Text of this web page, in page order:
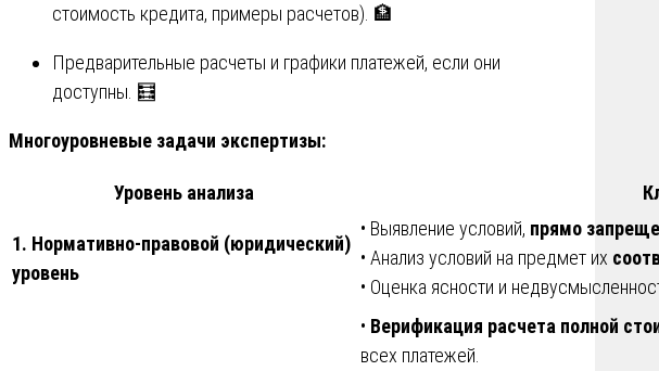
стоимость кредита, примеры расчетов). 🏦
Предварительные расчеты и графики платежей, если они
доступны. 🧮
Многоуровневые задачи экспертизы:
Уровень анализа
1. Нормативно-правовой (юридический)
уровень
• Выявление условий, прямо
• Анализ условий на предмет их
• Оценка ясности и
• Верификация расчета полной
всех платежей.